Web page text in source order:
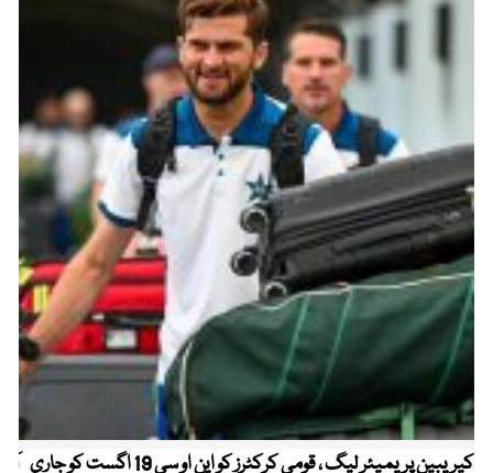
کیریبین پریمیئر لیگ ، قومی کرکٹرز کو این او سی 19 اگست کو جاری